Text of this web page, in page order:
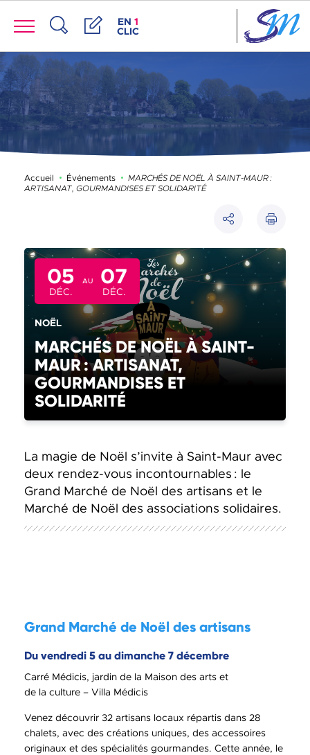
Menu ACCÈS DE LA FENÊTRE DES
EN 1
CLIC
Accueil Événements
MARCHÉS DE NOËL À SAINT-MAUR :
ARTISANAT, GOURMANDISES ET SOLIDARITÉ
Partager
Imprimer
MARCHÉS DE NOËL À SAINT-
MAUR : ARTISANAT,
GOURMANDISES ET
SOLIDARITÉ
05
DÉC.
AU 07
DÉC.
CATÉGORIE(S) :
NOËL
La magie de Noël s’invite à Saint-Maur avec
deux rendez-vous incontournables : le
Grand Marché de Noël des artisans et le
Marché de Noël des associations solidaires.
Grand Marché de Noël des artisans
Du vendredi 5 au dimanche 7 décembre
Carré Médicis, jardin de la Maison des arts et
de la culture – Villa Médicis
Venez découvrir 32 artisans locaux répartis dans 28
chalets, avec des créations uniques, des accessoires
originaux et des spécialités gourmandes. Cette année, le
Panneau de gestion des cookies